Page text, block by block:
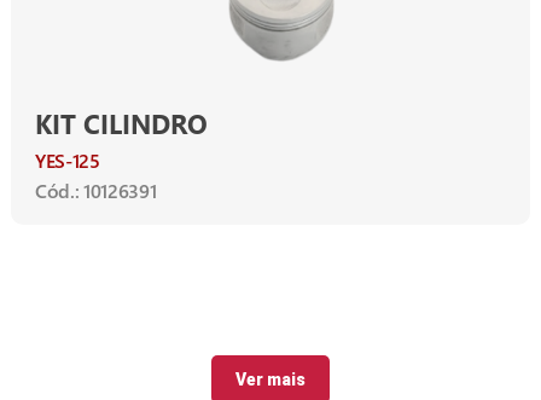
KIT CILINDRO
YES-125
Cód.: 10126391
Ver mais